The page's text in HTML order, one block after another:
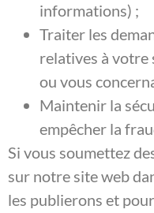
informations) ;
Traiter les
relatives à votre
ou vous
Maintenir la
empêcher la
Si vous soumettez
sur notre site web
les publierons et